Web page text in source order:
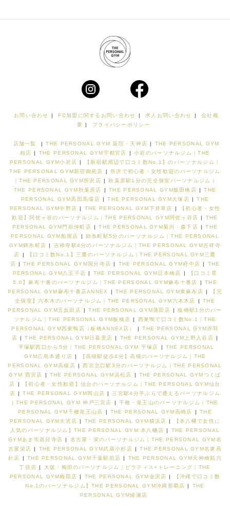
お問い合わせ | FC加盟に関するお問い合わせ | 求人お問い合わせ |
会社概
要 | プライバシーポリシー
店舗一覧 | THE PERSONAL GYM 薬院・天神店 |
THE PERSONAL GYM
柏店 | THE PERSONAL GYM宇都宮店 |
小岩のパーソナルジム｜THE
PERSONAL GYM小岩店 |
【新宿駅周辺で口コミ数No.1】のパーソナルジム｜
THE PERSONAL GYM新宿御苑店
|
所沢で初心者・女性歓迎のパーソナルジム
｜THE PERSONAL GYM所沢店 |
秋葉原駅1分の完全個室パーソナルジム｜
THE PERSONAL GYM秋葉原店
| THE PERSONAL GYM飯田橋店 |
THE
PERSONAL GYM高田馬場店 | THE PERSONAL GYM大塚店 |
THE
PERSONAL GYM中野店 | THE PERSONAL GYM下井草店 |
【初心者・女性
歓迎】阿佐ヶ谷のパーソナルジム｜THE PERSONAL GYM阿佐ヶ谷店 |
THE
PERSONAL GYM門前仲町店 | THE PERSONAL GYM菊川・森下店 |
THE
PERSONAL GYM船堀店
|
錦糸町駅5分のパーソナルジム｜THE PERSONAL
GYM錦糸町店 |
吉祥寺駅4分のパーソナルジム｜THE PERSONAL GYM吉祥寺
店
|
【口コミ数No.1】三鷹のパーソナルジム｜THE PERSONAL GYM三鷹
店 | THE PERSONAL GYM国分寺店 | THE PERSONAL GYM府中店 |
THE
PERSONAL GYM八王子店 | THE PERSONAL GYM日本橋店 |
【口コミ星
5.0】麻布十番のパーソナルジム｜THE PERSONAL GYM麻布十番店
|
THE
PERSONAL GYM麻布十番店ANNEX
| THE PERSONAL GYM東麻布店 |
【完
全個室】六本木のパーソナルジム｜THE PERSONAL GYM六本木店
|
THE
PERSONAL GYM五反田店 | THE PERSONAL GYM蒲田店 |
板橋駅1分のパー
ソナルジム｜THE PERSONAL GYM板橋店 |
西巣鴨で口コミ数No.1｜THE
PERSONAL GYM西巣鴨店（板橋ANNEX店）
|
THE PERSONAL GYM赤羽
店 | THE PERSONAL GYM日暮里店 | THE PERSONAL GYM上野入谷店 |
平塚駅西口から5分｜THE PERSONAL GYM 平塚店
|
THE PERSONAL
GYM広島本通り店 |
【高槻駅徒歩4分】高槻のパーソナルジム｜THE
PERSONAL GYM高槻店 |
西宮北口駅3分のパーソナルジム｜THE PERSONAL
GYM 西宮店
| THE PERSONAL GYM浜松店 |
THE PERSONAL GYMつくば
店
|
【初心者・女性歓迎】仙台のパーソナルジム｜THE PERSONAL GYM仙台
店 | THE PERSONAL GYM岡山店 |
三宮駅4分手ぶらで通えるパーソナルジム
| THE PERSONAL GYM 神戸三宮店
|
千種・覚王山のパーソナルジム｜THE
PERSONAL GYM千種覚王山店
| THE PERSONAL GYM高崎店 |
THE
PERSONAL GYM大宮店 | THE PERSONAL GYM横浜店 |
【本八幡で女性に
人気のパーソナルジム】THE PERSONAL GYM 本八幡店 |
THE PERSONAL
GYMあま市甚目寺店 |
名古屋・栄のパーソナルジム｜THE PERSONAL GYM名
古屋栄店 | THE PERSONAL GYM武蔵小杉店 |
THE PERSONAL GYM名東高
針店
| THE PERSONAL GYM千葉駅前店 |
THE PERSONAL GYM天神橋筋六
丁目店 |
大阪・梅田のパーソナルジム｜ピラティス×トレーニング｜THE
PERSONAL GYM梅田店 | THE PERSONAL GYM金沢店 |
【沖縄で口コミ数
No.1のパーソナルジム】THE PERSONAL GYM沖縄那覇店 |
THE
PERSONAL GYM綾瀬店